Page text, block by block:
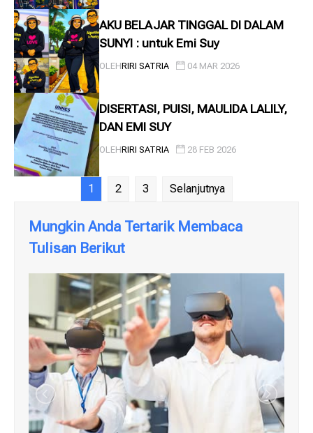
AKU BELAJAR TINGGAL DI DALAM
SUNYI : untuk Emi Suy
OLEHRIRI SATRIA 04 MAR 2026
DISERTASI, PUISI, MAULIDA LALILY,
DAN EMI SUY
OLEHRIRI SATRIA 28 FEB 2026
1 2 3 Selanjutnya
Mungkin Anda Tertarik Membaca
Tulisan Berikut